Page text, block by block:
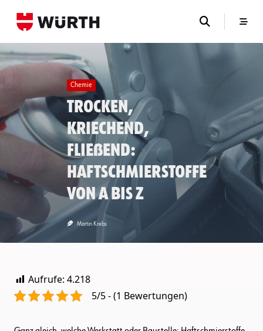
Chemie
Trocken,
kriechend,
fließend:
Haftschmierstoffe
von A bis Z
Martin Krebs
Aufrufe: 4.218
5/5 - (1 Bewertungen)